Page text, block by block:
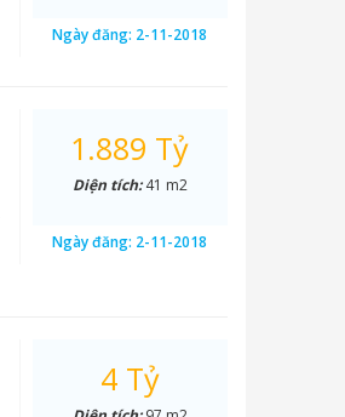
Ngày đăng: 2-11-2018
1.889 Tỷ
Diện tích:41 m2
Ngày đăng: 2-11-2018
4 Tỷ